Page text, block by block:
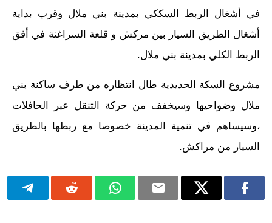
في أشغال الربط السككي بمدينة بني ملال وقرب بداية
أشغال الطريق السيار بين مركش و قلعة السراغنة في أفق
الربط الكلي بمدينة بني ملال.
مشروع السكة الحديدية طال انتظاره من طرف ساكنة بني
ملال وضواحيها وسيخفف من حركة التنقل عبر الحافلات
،وسيساهم في تنمية المدينة خصوصا مع ربطها بالطريق
السيار من مراكش.